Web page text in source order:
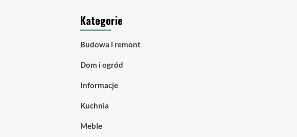
Kategorie
Budowa i remont
Dom i ogród
Informacje
Kuchnia
Meble